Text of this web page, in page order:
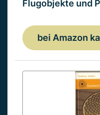
Flugobjekte und
bei Amazon